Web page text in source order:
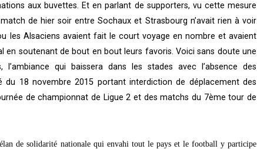
aux buvettes. Et en parlant de supporters, vu cette mesure
de hier soir entre Sochaux et Strasbourg n’avait rien à voir
les Alsaciens avaient fait le court voyage en nombre et avaient
en soutenant de bout en bout leurs favoris. Voici sans doute une
qui baissera dans les stades avec l’absence des
18 novembre 2015 portant interdiction de déplacement des
de championnat de Ligue 2 et des matchs du 7ème tour de
de solidarité nationale qui envahi tout le pays et le football y participe